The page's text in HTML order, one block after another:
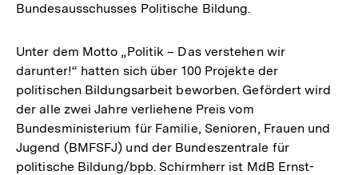
Bundesausschusses Politische Bildung.
Unter dem Motto „Politik – Das verstehen wir
darunter!“ hatten sich über 100 Projekte der
politischen Bildungsarbeit beworben. Gefördert wird
der alle zwei Jahre verliehene Preis vom
Bundesministerium für Familie, Senioren, Frauen und
Jugend (BMFSFJ) und der Bundeszentrale für
politische Bildung/bpb. Schirmherr ist MdB Ernst-